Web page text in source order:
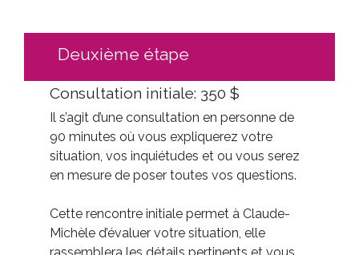
Deuxième étape
Consultation initiale: 350 $
Il s’agit d’une consultation en personne de
90 minutes où vous expliquerez votre
situation, vos inquiétudes et ou vous serez
en mesure de poser toutes vos questions.
Cette rencontre initiale permet à Claude-
Michèle d’évaluer votre situation, elle